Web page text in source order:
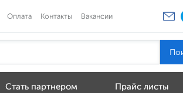
Оплата Контакты Вакансии
Стать партнером Прайс листы